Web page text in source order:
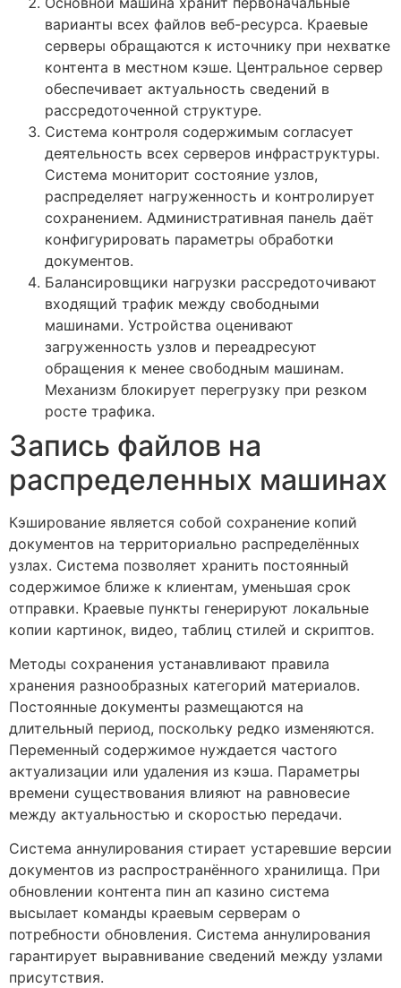
варианты всех файлов веб-ресурса. Краевые
серверы обращаются к источнику при нехватке
контента в местном кэше. Центральное сервер
обеспечивает актуальность сведений в
рассредоточенной структуре.
Система контроля содержимым согласует
деятельность всех серверов инфраструктуры.
Система мониторит состояние узлов,
распределяет нагруженность и контролирует
сохранением. Административная панель даёт
конфигурировать параметры обработки
документов.
Балансировщики нагрузки рассредоточивают
входящий трафик между свободными
машинами. Устройства оценивают
загруженность узлов и переадресуют
обращения к менее свободным машинам.
Механизм блокирует перегрузку при резком
росте трафика.
Запись файлов на
распределенных машинах
Кэширование является собой сохранение копий
документов на территориально распределённых
узлах. Система позволяет хранить постоянный
содержимое ближе к клиентам, уменьшая срок
отправки. Краевые пункты генерируют локальные
копии картинок, видео, таблиц стилей и скриптов.
Методы сохранения устанавливают правила
хранения разнообразных категорий материалов.
Постоянные документы размещаются на
длительный период, поскольку редко изменяются.
Переменный содержимое нуждается частого
актуализации или удаления из кэша. Параметры
времени существования влияют на равновесие
между актуальностью и скоростью передачи.
Система аннулирования стирает устаревшие версии
документов из распространённого хранилища. При
обновлении контента пин ап казино система
высылает команды краевым серверам о
потребности обновления. Система аннулирования
гарантирует выравнивание сведений между узлами
присутствия.